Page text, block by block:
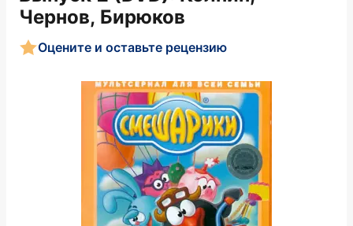
Чернов, Бирюков
Оцените и оставьте рецензию